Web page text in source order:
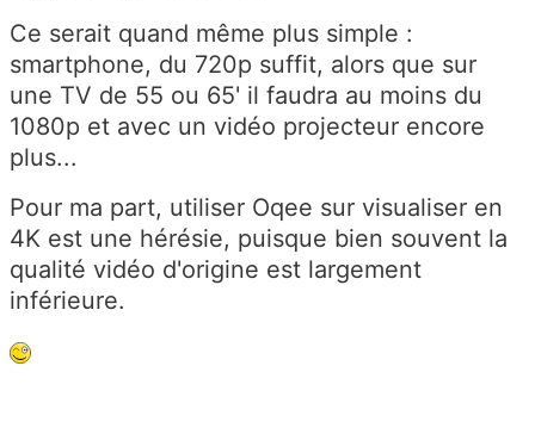
Ce serait quand même plus simple :
smartphone, du 720p suffit, alors que sur
une TV de 55 ou 65' il faudra au moins du
1080p et avec un vidéo projecteur encore
plus...
Pour ma part, utiliser Oqee sur visualiser en
4K est une hérésie, puisque bien souvent la
qualité vidéo d'origine est largement
inférieure.